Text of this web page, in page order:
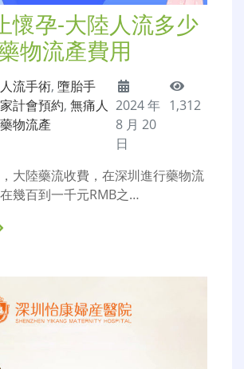
懷孕-大陸人流多少
物流產費用
人流手術, 墮胎手
家計會預約, 無痛人
藥物流產
2024 年
8 月 20
日
1,312
大陸藥流收費，在深圳進行藥物流
幾百到一千元RMB之…